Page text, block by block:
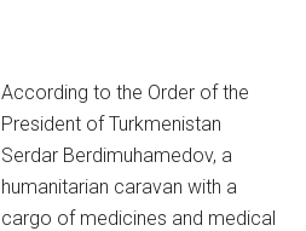
According to the Order of the
President of Turkmenistan
Serdar Berdimuhamedov, a
humanitarian caravan with a
cargo of medicines and medical